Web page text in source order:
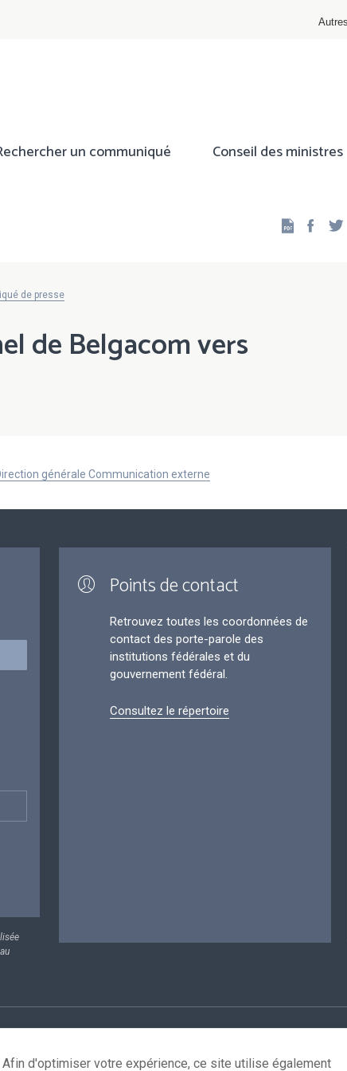
un communiqué Conseil des ministres
de presse
de Belgacom vers
générale Communication externe
Points de contact
Retrouvez toutes les coordonnées de
contact des porte-parole des
institutions fédérales et du
gouvernement fédéral.
Consultez le répertoire
d'optimiser votre expérience, ce site utilise également